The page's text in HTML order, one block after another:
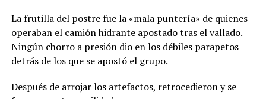
La frutilla del postre fue la «mala puntería» de quienes
operaban el camión hidrante apostado tras el vallado.
Ningún chorro a presión dio en los débiles parapetos
detrás de los que se apostó el grupo.
Después de arrojar los artefactos, retrocedieron y se